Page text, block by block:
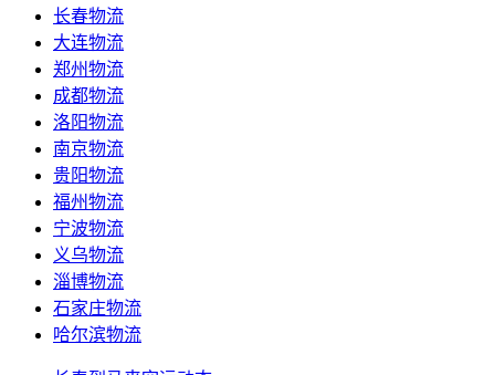
长春物流
大连物流
郑州物流
成都物流
洛阳物流
南京物流
贵阳物流
福州物流
宁波物流
义乌物流
淄博物流
石家庄物流
哈尔滨物流